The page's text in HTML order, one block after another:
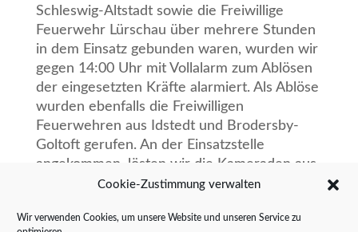
Cookie-Zustimmung verwalten
Wir verwenden Cookies, um unsere Website und unseren Service zu
Schleswig-Altstadt sowie die Freiwillige
Feuerwehr Lürschau über mehrere Stunden
in dem Einsatz gebunden waren, wurden wir
gegen 14:00 Uhr mit Vollalarm zum Ablösen
der eingesetzten Kräfte alarmiert. Als Ablöse
wurden ebenfalls die Freiwilligen
Feuerwehren aus Idstedt und Brodersby-
Goltoft gerufen. An der Einsatzstelle
angekommen, lösten wir die Kameraden aus
Schaalby ab und übernahmen deren
war unsere Wehr mit neun